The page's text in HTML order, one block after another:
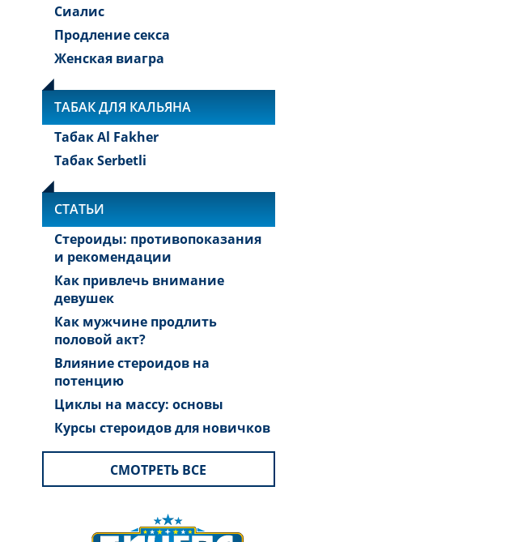
Сиалис
Продление секса
Женская виагра
ТАБАК ДЛЯ КАЛЬЯНА
Табак Al Fakher
Табак Serbetli
СТАТЬИ
Стероиды: противопоказания
и рекомендации
Как привлечь внимание
девушек
Как мужчине продлить
половой акт?
Влияние стероидов на
потенцию
Циклы на массу: основы
Курсы стероидов для новичков
СМОТРЕТЬ ВСЕ